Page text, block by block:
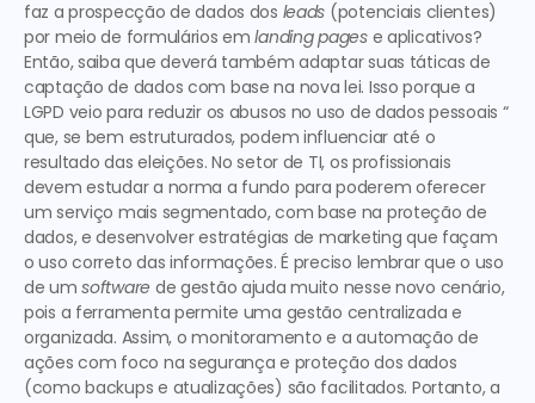
faz a prospecção de dados dos leads (potenciais clientes)
por meio de formulários em landing pages e aplicativos?
Então, saiba que deverá também adaptar suas táticas de
captação de dados com base na nova lei. Isso porque a
LGPD veio para reduzir os abusos no uso de dados pessoais “
que, se bem estruturados, podem influenciar até o
resultado das eleições. No setor de TI, os profissionais
devem estudar a norma a fundo para poderem oferecer
um serviço mais segmentado, com base na proteção de
dados, e desenvolver estratégias de marketing que façam
o uso correto das informações. É preciso lembrar que o uso
de um software de gestão ajuda muito nesse novo cenário,
pois a ferramenta permite uma gestão centralizada e
organizada. Assim, o monitoramento e a automação de
ações com foco na segurança e proteção dos dados
(como backups e atualizações) são facilitados. Portanto, a